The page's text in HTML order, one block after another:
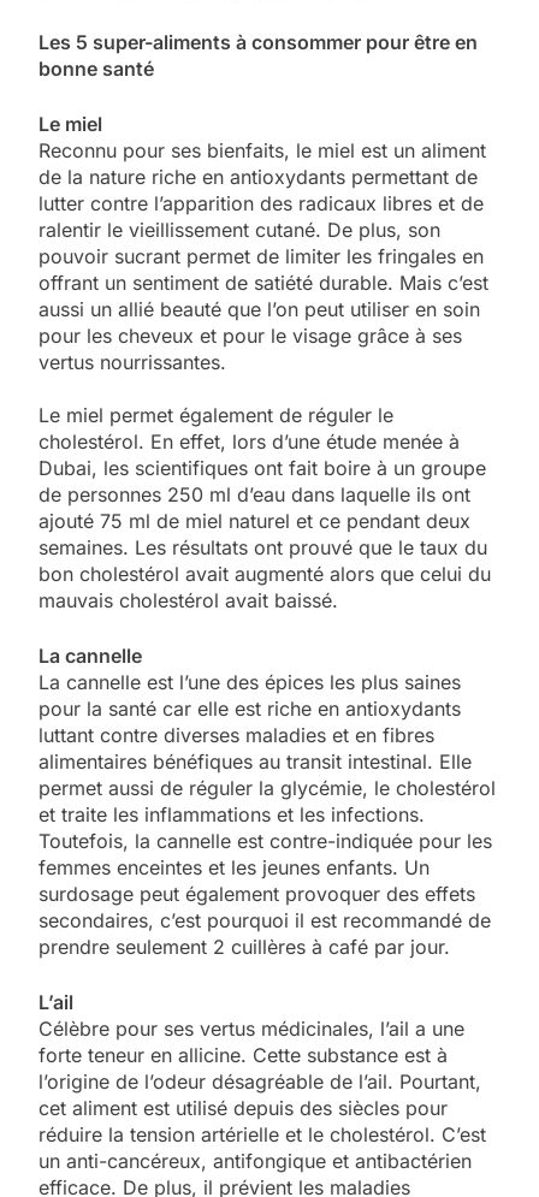
Les 5 super-aliments à consommer pour être en
bonne santé
Le miel
Reconnu pour ses bienfaits, le miel est un aliment
de la nature riche en antioxydants permettant de
lutter contre l’apparition des radicaux libres et de
ralentir le vieillissement cutané. De plus, son
pouvoir sucrant permet de limiter les fringales en
offrant un sentiment de satiété durable. Mais c’est
aussi un allié beauté que l’on peut utiliser en soin
pour les cheveux et pour le visage grâce à ses
vertus nourrissantes.
Le miel permet également de réguler le
cholestérol. En effet, lors d’une étude menée à
Dubai, les scientifiques ont fait boire à un groupe
de personnes 250 ml d’eau dans laquelle ils ont
ajouté 75 ml de miel naturel et ce pendant deux
semaines. Les résultats ont prouvé que le taux du
bon cholestérol avait augmenté alors que celui du
mauvais cholestérol avait baissé.
La cannelle
La cannelle est l’une des épices les plus saines
pour la santé car elle est riche en antioxydants
luttant contre diverses maladies et en fibres
alimentaires bénéfiques au transit intestinal. Elle
permet aussi de réguler la glycémie, le cholestérol
et traite les inflammations et les infections.
Toutefois, la cannelle est contre-indiquée pour les
femmes enceintes et les jeunes enfants. Un
surdosage peut également provoquer des effets
secondaires, c’est pourquoi il est recommandé de
prendre seulement 2 cuillères à café par jour.
L’ail
Célèbre pour ses vertus médicinales, l’ail a une
forte teneur en allicine. Cette substance est à
l’origine de l’odeur désagréable de l’ail. Pourtant,
cet aliment est utilisé depuis des siècles pour
réduire la tension artérielle et le cholestérol. C’est
un anti-cancéreux, antifongique et antibactérien
efficace. De plus, il prévient les maladies